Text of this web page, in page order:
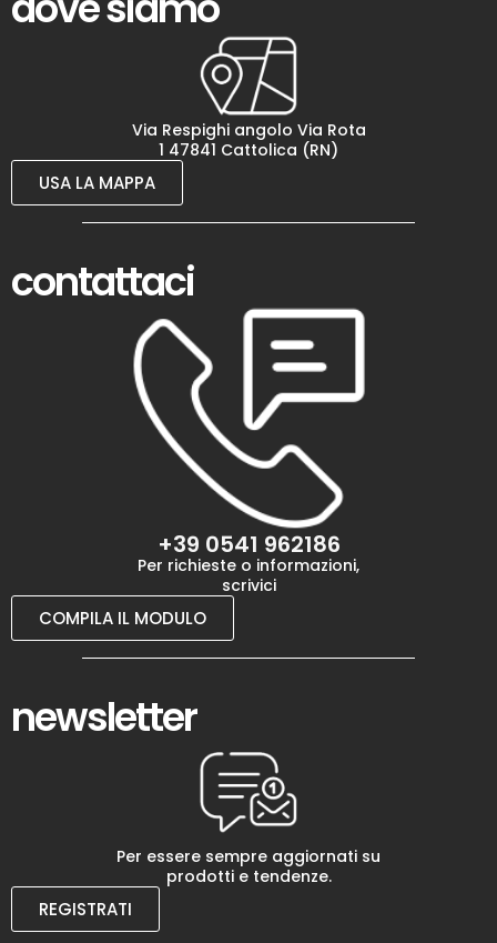
Via Respighi angolo Via Rota
1 47841 Cattolica (RN)
USA LA MAPPA
contattaci
+39 0541 962186
Per richieste o informazioni,
scrivici
COMPILA IL MODULO
newsletter
Per essere sempre aggiornati su
prodotti e tendenze.
REGISTRATI